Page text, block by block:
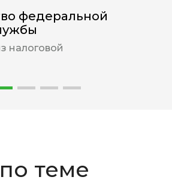
федеральной
налоговой
теме